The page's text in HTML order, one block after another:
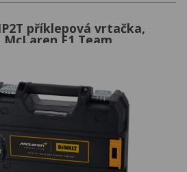
příklepová vrtačka,
F1 Team